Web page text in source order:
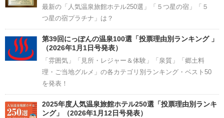
最新の「人気温泉旅館ホテル250選」「５つ星の宿」「５
つ星の宿プラチナ」は？
第39回にっぽんの温泉100選「投票理由別ランキング 」
（2026年1月1日号発表）
「雰囲気」「見所・レジャー＆体験」「泉質」「郷土料
理・ご当地グルメ」の各カテゴリ別ランキング・ベスト50
を発表！
2025年度人気温泉旅館ホテル250選「投票理由別ランキ
ング」（2026年1月12日号発表）